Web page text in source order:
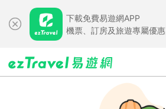
下載免費易遊網APP
機票、訂房及旅遊專屬優惠